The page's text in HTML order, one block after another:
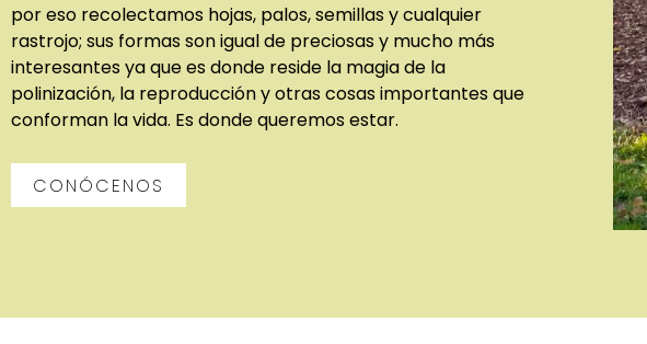
por eso recolectamos hojas, palos, semillas y cualquier
rastrojo; sus formas son igual de preciosas y mucho más
interesantes ya que es donde reside la magia de la
polinización, la reproducción y otras cosas importantes que
conforman la vida. Es donde queremos estar.
CONÓCENOS